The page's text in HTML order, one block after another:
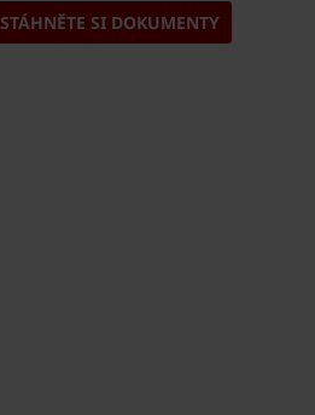
STÁHNĚTE SI DOKUMENTY